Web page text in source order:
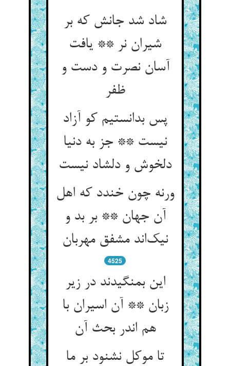
شاد شد جانش که بر
شیران نر ** یافت
آسان نصرت و دست و
ظفر
پس بدانستیم کو آزاد
نیست ** جز به دنیا
دلخوش و دلشاد نیست
ورنه چون خندد که اهل
آن جهان ** بر بد و
نیک‌اند مشفق مهربان
4525
این بمنگیدند در زیر
زبان ** آن اسیران با
هم اندر بحث آن
تا موکل نشنود بر ما